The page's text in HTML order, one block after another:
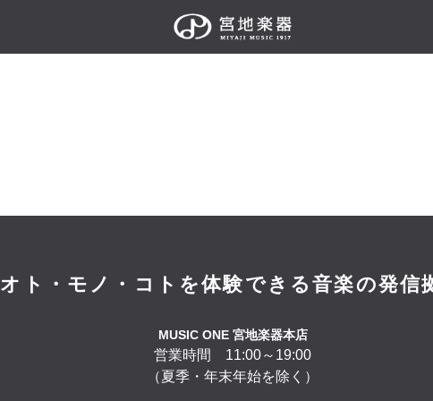
オト・モノ・コトを体験できる音楽の発信
MUSIC ONE 宮地楽器本店
営業時間 11:00～19:00
（夏季・年末年始を除く）